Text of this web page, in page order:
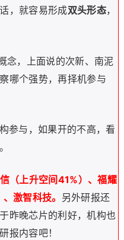
，就容易形成双头形态，
念，上面说的次新、南泥
哪个强势，再择机参与
参与，如果开的不高，看
（上升空间41%）、福耀
激智科技。 另外研报还
昨晚芯片的利好，机构也
报内容吧！